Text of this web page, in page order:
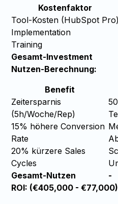
Kostenfaktor
Tool-Kosten (HubSpot
Implementation
Training
Gesamt-Investment
Nutzen-Berechnung:
Benefit
Zeitersparnis
(5h/Woche/Rep)
15% höhere Conversion
Rate
20% kürzere Sales
Cycles
Gesamt-Nutzen
-
ROI: (€405,000 -